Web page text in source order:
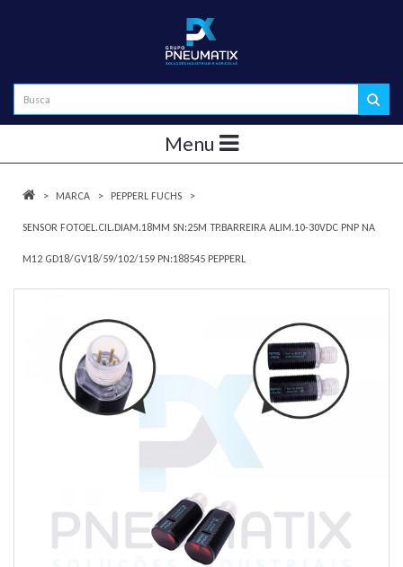
Menu
MARCA PEPPERL FUCHS
SENSOR FOTOEL.CIL.DIAM.18MM SN:25M TP.BARREIRA ALIM.10-30VDC PNP NA
M12 GD18/GV18/59/102/159 PN:188545 PEPPERL